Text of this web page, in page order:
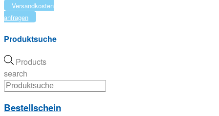
Versandkosten
anfragen
Produktsuche
Products
search
Bestellschein